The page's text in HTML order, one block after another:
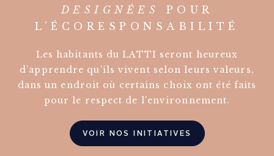
DESIGNÉES
POUR
L’ÉCORESPONSABILITÉ
Les habitants du LATTI seront heureux
d’apprendre qu’ils vivent selon leurs valeurs,
dans un endroit où certains choix ont été faits
pour le respect de l’environnement.
VOIR NOS INITIATIVES